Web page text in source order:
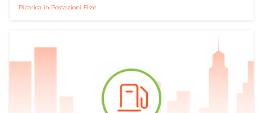
Ricarica in Postazioni Fisse